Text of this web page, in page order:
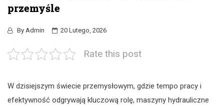
przemyśle
By Admin 20 Lutego, 2026
Rate this post
W dzisiejszym świecie przemysłowym, gdzie tempo pracy i
efektywność odgrywają kluczową rolę, maszyny hydrauliczne